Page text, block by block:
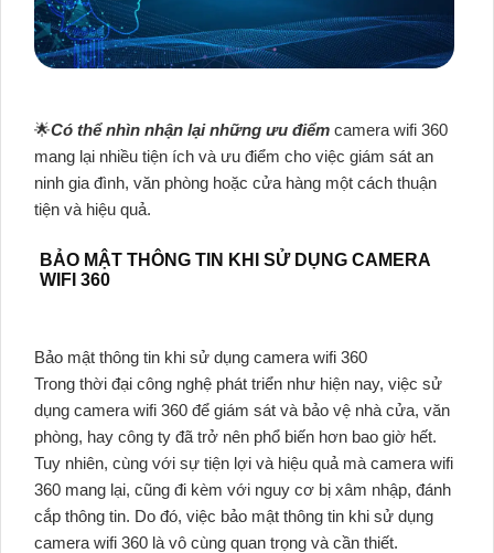
🌟Có thể nhìn nhận lại những ưu điểm camera wifi 360
mang lại nhiều tiện ích và ưu điểm cho việc giám sát an
ninh gia đình, văn phòng hoặc cửa hàng một cách thuận
tiện và hiệu quả.
BẢO MẬT THÔNG TIN KHI SỬ DỤNG CAMERA
WIFI 360
Bảo mật thông tin khi sử dụng camera wifi 360
Trong thời đại công nghệ phát triển như hiện nay, việc sử
dụng camera wifi 360 để giám sát và bảo vệ nhà cửa, văn
phòng, hay công ty đã trở nên phổ biến hơn bao giờ hết.
Tuy nhiên, cùng với sự tiện lợi và hiệu quả mà camera wifi
360 mang lại, cũng đi kèm với nguy cơ bị xâm nhập, đánh
cắp thông tin. Do đó, việc bảo mật thông tin khi sử dụng
camera wifi 360 là vô cùng quan trọng và cần thiết.